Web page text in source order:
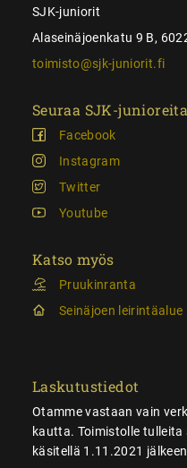
SJK-juniorit
Alaseinäjoenkatu 9 B,
toimisto@sjk-juniorit.fi
Seuraa SJK-
Facebook
Instagram
Twitter
Youtube
Katso myös
Pruukinranta
Seinäjoen leirintäalue
Laskutustiedot
Otamme vastaan vain
kautta. Toimistolle
käsitellä 1.11.2021